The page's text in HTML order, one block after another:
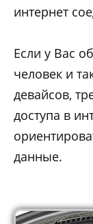
интернет
Если у Вас
человек и
девайсов,
доступа в
данные.